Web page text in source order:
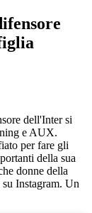
dell'Inter si
e AUX.
per fare gli
della sua
donne della
Instagram. Un